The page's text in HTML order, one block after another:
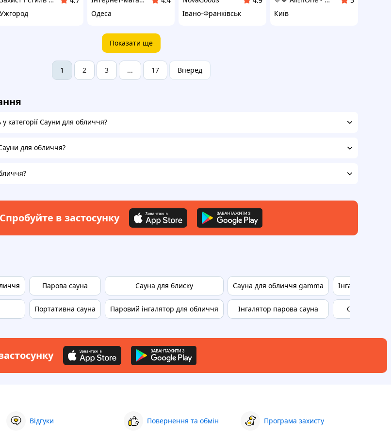
Ужгород
Одеса
Івано-Франківськ
Київ
Показати ще
1 2 3 ... 17 Вперед
категорії Сауни для обличчя?
для обличчя?
Спробуйте в застосунку
Парова сауна
Портативна сауна
Сауна для блиску
Паровий інгалятор для обличчя
Сауна для обличчя gamma
Інгалятор парова сауна
Інгалятор
Сауна з
Відгуки Повернення та обмін Програма захисту